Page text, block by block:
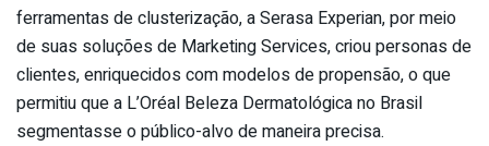
ferramentas de clusterização, a Serasa Experian, por meio
de suas soluções de Marketing Services, criou personas de
clientes, enriquecidos com modelos de propensão, o que
permitiu que a L’Oréal Beleza Dermatológica no Brasil
segmentasse o público-alvo de maneira precisa.